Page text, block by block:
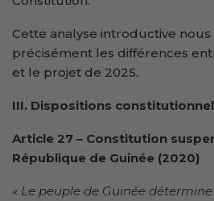
Cette analyse introductive
précisément les différences
et le projet de 2025.
III. Dispositions
Article 27 – Constitution
République de Guinée (2020)
« Le peuple de Guinée